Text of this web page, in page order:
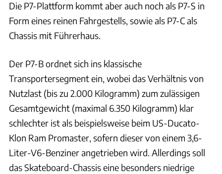
Die P7-Plattform kommt aber auch noch als P7-S in
Form eines reinen Fahrgestells, sowie als P7-C als
Chassis mit Führerhaus.
Der P7-B ordnet sich ins klassische
Transportersegment ein, wobei das Verhältnis von
Nutzlast (bis zu 2.000 Kilogramm) zum zulässigen
Gesamtgewicht (maximal 6.350 Kilogramm) klar
schlechter ist als beispielsweise beim US-Ducato-
Klon Ram Promaster, sofern dieser von einem 3,6-
Liter-V6-Benziner angetrieben wird. Allerdings soll
das Skateboard-Chassis eine besonders niedrige